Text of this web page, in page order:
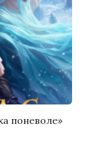
поневоле»